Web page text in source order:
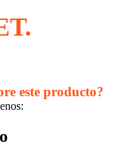
este producto?